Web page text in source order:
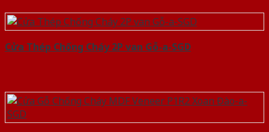
Cửa Thép Chống Cháy 2P van Gỗ-a-SGD